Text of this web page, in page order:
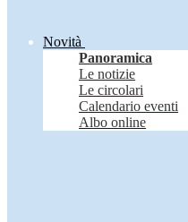
Novità
Panoramica
Le notizie
Le circolari
Calendario eventi
Albo online